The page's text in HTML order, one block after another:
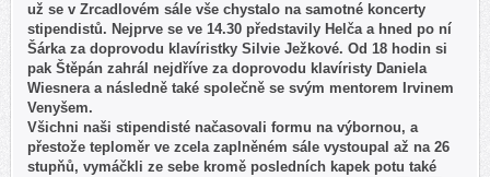
už se v Zrcadlovém sále vše chystalo na samotné koncerty
stipendistů. Nejprve se ve 14.30 představily Helča a hned po ní
Šárka za doprovodu klavíristky Silvie Ježkové. Od 18 hodin si
pak Štěpán zahrál nejdříve za doprovodu klavíristy Daniela
Wiesnera a následně také společně se svým mentorem Irvinem
Venyšem.
Všichni naši stipendisté načasovali formu na výbornou, a
přestože teploměr ve zcela zaplněném sále vystoupal až na 26
stupňů, vymáčkli ze sebe kromě posledních kapek potu také